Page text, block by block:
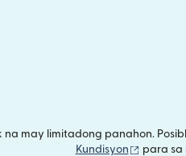
na may limitadong panahon.
Kundisyon
para sa